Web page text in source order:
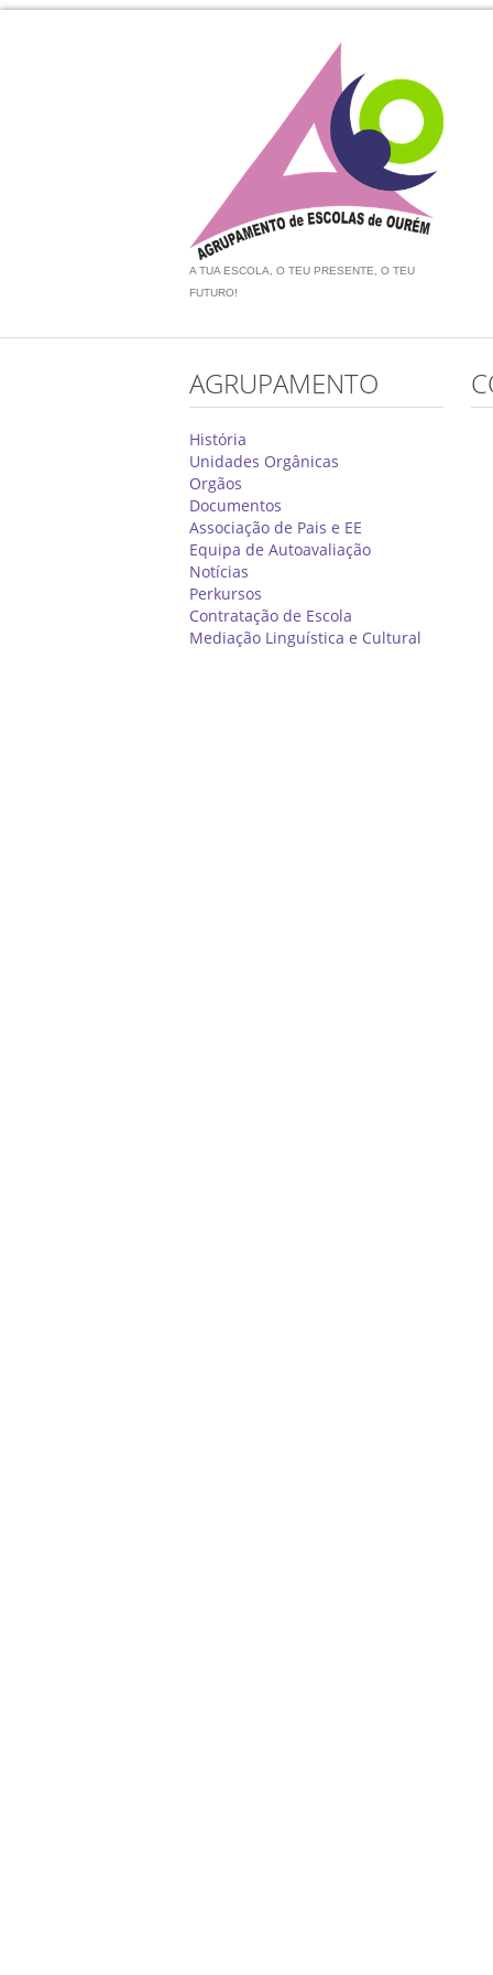
A TUA ESCOLA, O TEU PRESENTE, O TEU
FUTURO!
AGRUPAMENTO
História
Unidades Orgânicas
Orgãos
Documentos
Associação de Pais e EE
Equipa de Autoavaliação
Notícias
Perkursos
Contratação de Escola
Mediação Linguística e Cultural